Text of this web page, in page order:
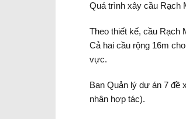
Quá trình xây cầu Rạch
Theo thiết kế, cầu Rạch
Cả hai cầu rộng 16m
vực.
Ban Quản lý dự án 7
nhân hợp tác).